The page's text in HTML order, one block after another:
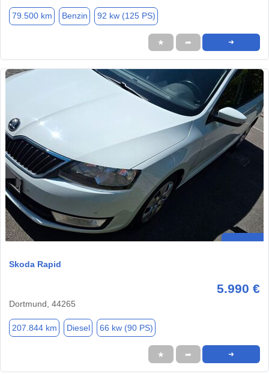
79.500 km Benzin 92 kw (125 PS)
★ ➦ ➜
Skoda Rapid
5.990 €
Dortmund, 44265
207.844 km Diesel 66 kw (90 PS)
★ ➦ ➜